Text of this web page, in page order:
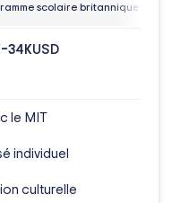
scolaire britannique
USD
le MIT
individuel
culturelle